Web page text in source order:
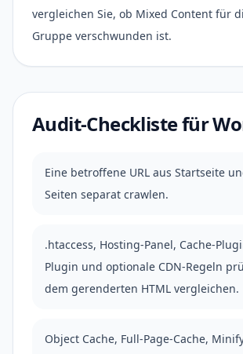
vergleichen Sie, ob Mixed Content für
Gruppe verschwunden ist.
Audit-Checkliste für
Eine betroffene URL aus Startseite
Seiten separat crawlen.
.htaccess, Hosting-Panel, Cache-
Plugin und optionale CDN-Regeln
dem gerenderten HTML vergleichen.
Object Cache, Full-Page-Cache,